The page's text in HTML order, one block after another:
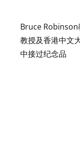
Bruce Robinson
教授及香港中文
中接过纪念品